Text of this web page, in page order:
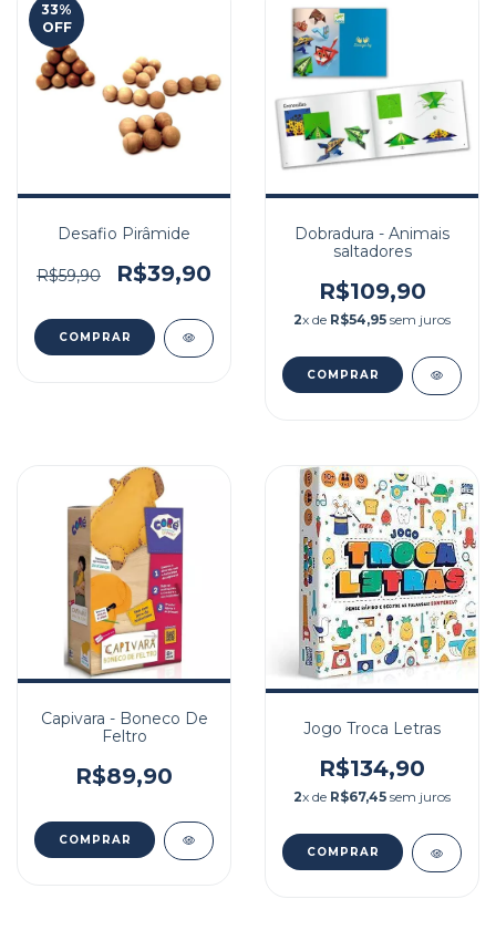
33%
OFF
Desafio Pirâmide
R$59,90 R$39,90
Dobradura - Animais
saltadores
R$109,90
2x de R$54,95 sem juros
Capivara - Boneco De
Feltro
R$89,90
Jogo Troca Letras
R$134,90
2x de R$67,45 sem juros